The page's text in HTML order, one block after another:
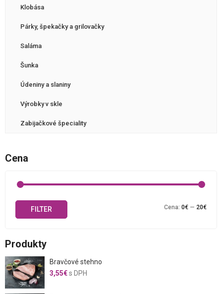
Klobása
Párky, špekačky a grilovačky
Saláma
Šunka
Údeniny a slaniny
Výrobky v skle
Zabijačkové špeciality
Cena
FILTER Cena: 0€ — 20€
Produkty
Bravčové stehno
3,55€s DPH